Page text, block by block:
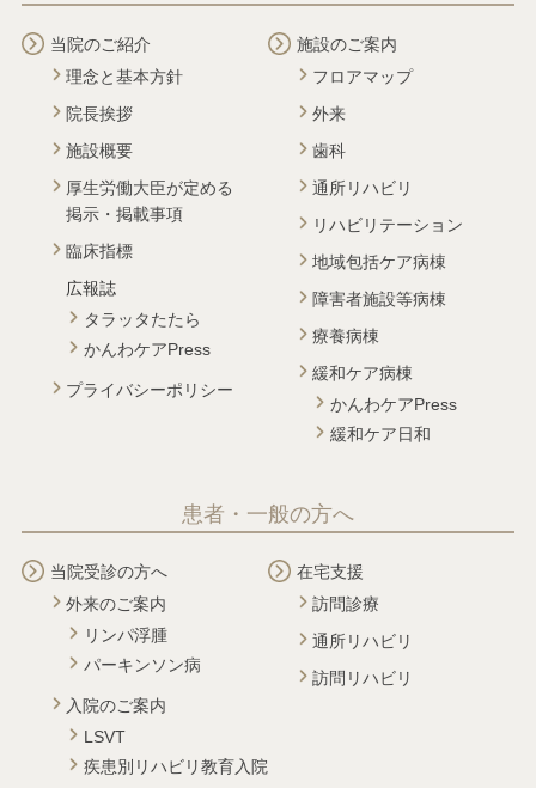
当院のご紹介
理念と基本方針
院長挨拶
施設概要
厚生労働大臣が定める
掲示・掲載事項
臨床指標
広報誌
タラッタたたら
かんわケアPress
プライバシーポリシー
施設のご案内
フロアマップ
外来
歯科
通所リハビリ
リハビリテーション
地域包括ケア病棟
障害者施設等病棟
療養病棟
緩和ケア病棟
かんわケアPress
緩和ケア日和
患者・一般の方へ
当院受診の方へ
外来のご案内
リンパ浮腫
パーキンソン病
入院のご案内
LSVT
疾患別リハビリ教育入院
在宅支援
訪問診療
通所リハビリ
訪問リハビリ